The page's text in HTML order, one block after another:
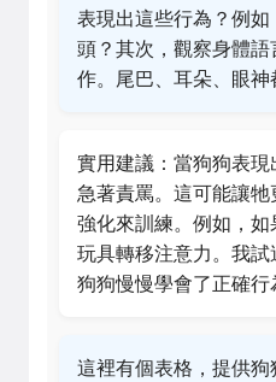
表現出這些行為？例
頭？其次，觀察身體
作。尾巴、耳朵、眼神
實用建議：當狗狗表現
急著責罵。這可能讓
強化來訓練。例如，
玩具轉移注意力。我試
狗狗慢慢學會了正確行
這裡有個表格，提供狗